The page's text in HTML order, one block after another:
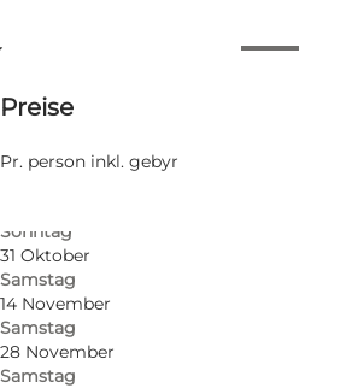
Termine und Uhrzeiten
Termine und Uhrzeiten
3 Oktober
10 Oktober
Sonntag
31 Oktober
Samstag
14 November
Samstag
28 November
Samstag
Preise
Pr. person inkl. gebyr
Kinder, Freunde, Mein Partner